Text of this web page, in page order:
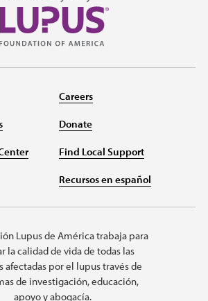
Careers
Donate
Find Local Support
Recursos en español
Lupus de América trabaja para
la calidad de vida de todas las
afectadas por el lupus través de
de investigación, educación,
apoyo y abogacía.